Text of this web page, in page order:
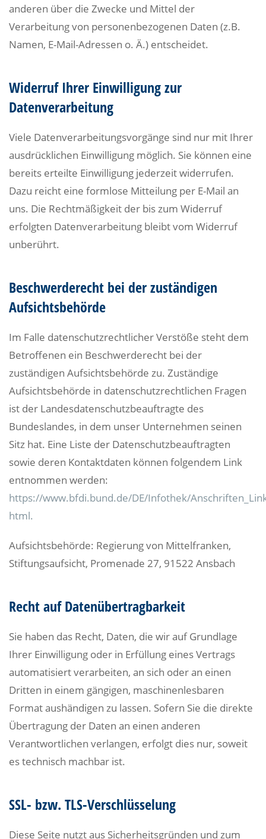
anderen über die Zwecke und Mittel der
Verarbeitung von personenbezogenen Daten (z.B.
Namen, E-Mail-Adressen o. Ä.) entscheidet.
Widerruf Ihrer Einwilligung zur
Datenverarbeitung
Viele Datenverarbeitungsvorgänge sind nur mit Ihrer
ausdrücklichen Einwilligung möglich. Sie können eine
bereits erteilte Einwilligung jederzeit widerrufen.
Dazu reicht eine formlose Mitteilung per E-Mail an
uns. Die Rechtmäßigkeit der bis zum Widerruf
erfolgten Datenverarbeitung bleibt vom Widerruf
unberührt.
Beschwerderecht bei der zuständigen
Aufsichtsbehörde
Im Falle datenschutzrechtlicher Verstöße steht dem
Betroffenen ein Beschwerderecht bei der
zuständigen Aufsichtsbehörde zu. Zuständige
Aufsichtsbehörde in datenschutzrechtlichen Fragen
ist der Landesdatenschutzbeauftragte des
Bundeslandes, in dem unser Unternehmen seinen
Sitz hat. Eine Liste der Datenschutzbeauftragten
sowie deren Kontaktdaten können folgendem Link
entnommen werden:
https://www.bfdi.bund.de/DE/Infothek/
html.
Aufsichtsbehörde: Regierung von Mittelfranken,
Stiftungsaufsicht, Promenade 27, 91522 Ansbach
Recht auf Datenübertragbarkeit
Sie haben das Recht, Daten, die wir auf Grundlage
Ihrer Einwilligung oder in Erfüllung eines Vertrags
automatisiert verarbeiten, an sich oder an einen
Dritten in einem gängigen, maschinenlesbaren
Format aushändigen zu lassen. Sofern Sie die direkte
Übertragung der Daten an einen anderen
Verantwortlichen verlangen, erfolgt dies nur, soweit
es technisch machbar ist.
SSL- bzw. TLS-Verschlüsselung
Diese Seite nutzt aus Sicherheitsgründen und zum